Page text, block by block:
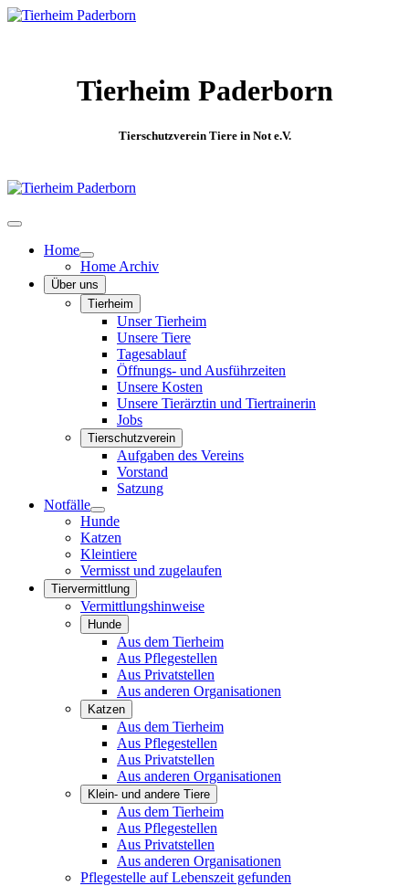
Tierheim Paderborn
Tierschutzverein Tiere in Not e.V.
Home
Home Archiv
Über uns
Tierheim
Unser Tierheim
Unsere Tiere
Tagesablauf
Öffnungs- und Ausführzeiten
Unsere Kosten
Unsere Tierärztin und Tiertrainerin
Jobs
Tierschutzverein
Aufgaben des Vereins
Vorstand
Satzung
Notfälle
Hunde
Katzen
Kleintiere
Vermisst und zugelaufen
Tiervermittlung
Vermittlungshinweise
Hunde
Aus dem Tierheim
Aus Pflegestellen
Aus Privatstellen
Aus anderen Organisationen
Katzen
Aus dem Tierheim
Aus Pflegestellen
Aus Privatstellen
Aus anderen Organisationen
Klein- und andere Tiere
Aus dem Tierheim
Aus Pflegestellen
Aus Privatstellen
Aus anderen Organisationen
Pflegestelle auf Lebenszeit gefunden